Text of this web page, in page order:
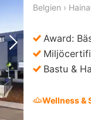
Nästa bild
Belgien ›
Award:
Bastu &
Wellness &